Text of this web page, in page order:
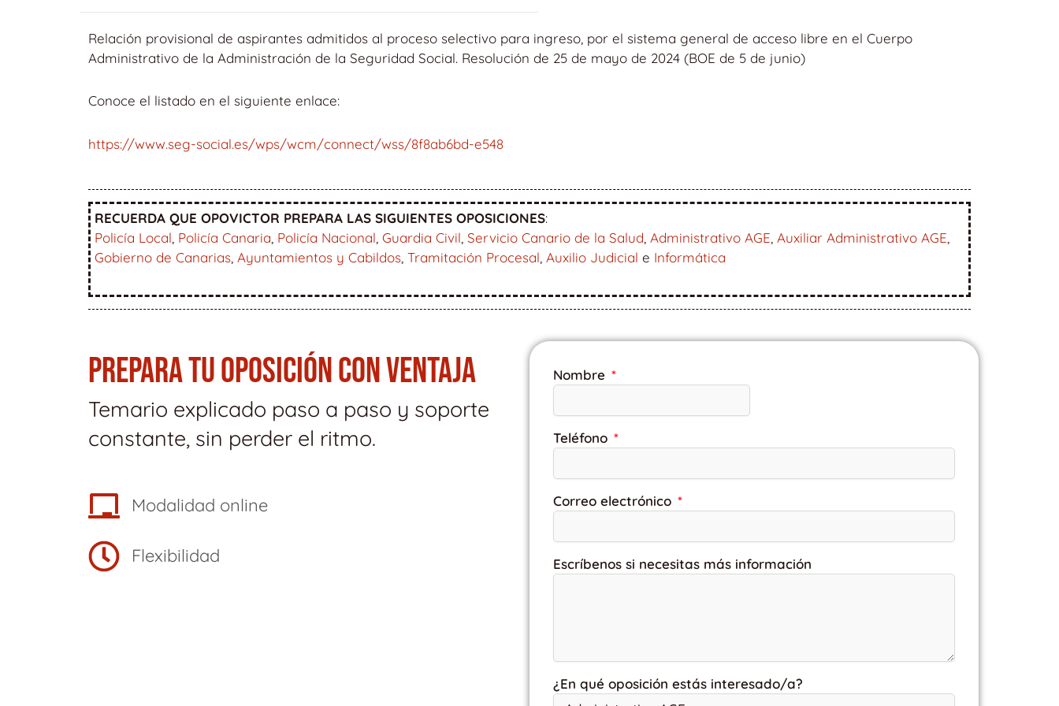
Relación provisional de aspirantes admitidos al proceso selectivo para ingreso, por el sistema general de acceso libre en el Cuerpo
Administrativo de la Administración de la Seguridad Social. Resolución de 25 de mayo de 2024 (BOE de 5 de junio)
Conoce el listado en el siguiente enlace:
https://www.seg-social.es/wps/wcm/connect/wss/8f8ab6bd-e548
RECUERDA QUE OPOVICTOR PREPARA LAS SIGUIENTES OPOSICIONES:
Policía Local Policía Canaria Policía Nacional Guardia Civil Servicio Canario de la Salud Administrativo AGE Auxiliar Administrativo AGE
Gobierno de Canarias Ayuntamientos y Cabildos Tramitación Procesal Auxilio Judicial e Informática
PREPARA TU OPOSICIÓN CON VENTAJA
Temario explicado paso a paso y soporte
constante, sin perder el ritmo.
Modalidad online
Flexibilidad
Nombre
Teléfono
Correo electrónico
Escríbenos si necesitas más información
¿En qué oposición estás interesado/a?